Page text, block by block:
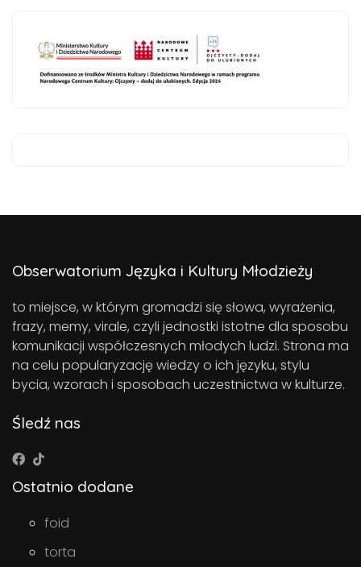
Obserwatorium Języka i Kultury Młodzieży
to miejsce, w którym gromadzi się słowa, wyrażenia,
frazy, memy, virale, czyli jednostki istotne dla sposobu
komunikacji współczesnych młodych ludzi. Strona ma
na celu popularyzację wiedzy o ich języku, stylu
bycia, wzorach i sposobach uczestnictwa w kulturze.
Śledź nas
Ostatnio dodane
foid
torta